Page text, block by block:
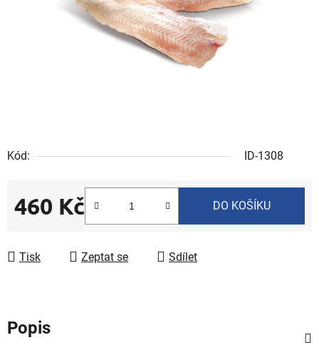
Kód: ID-1308
460 Kč DO KOŠÍKU
Tisk Zeptat se Sdílet
Popis